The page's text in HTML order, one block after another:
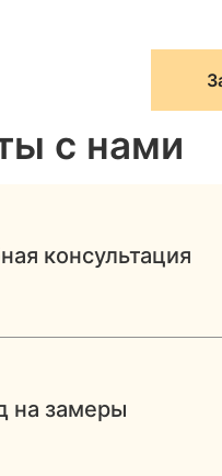
с нами
консультация
на замеры